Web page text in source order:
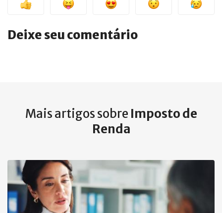
Deixe seu comentário
Mais artigos sobre Imposto de
Renda